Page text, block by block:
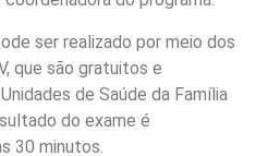
ser realizado por meio dos
que são gratuitos e
de Saúde da Família
do exame é
30 minutos.